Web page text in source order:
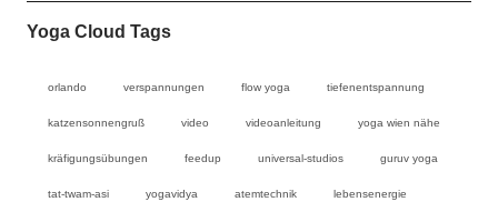
Yoga Cloud Tags
orlando verspannungen flow yoga tiefenentspannung
katzensonnengruß video videoanleitung yoga wien nähe
kräfigungsübungen feedup universal-studios guruv yoga
tat-twam-asi yogavidya atemtechnik lebensenergie